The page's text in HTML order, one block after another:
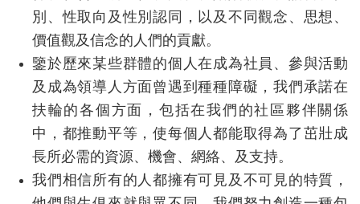
別、性取向及性別認同，以及不同觀念、思想、
價值觀及信念的人們的貢獻。
鑒於歷來某些群體的個人在成為社員、參與活動
及成為領導人方面曾遇到種種障礙，我們承諾在
扶輪的各個方面，包括在我們的社區夥伴關係
中，都推動平等，使每個人都能取得為了茁壯成
長所必需的資源、機會、網絡、及支持。
我們相信所有的人都擁有可見及不可見的特質，